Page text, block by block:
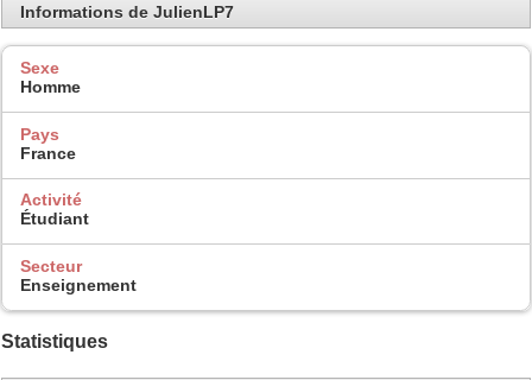
Informations de JulienLP7
Sexe
Homme
Pays
France
Activité
Étudiant
Secteur
Enseignement
Statistiques